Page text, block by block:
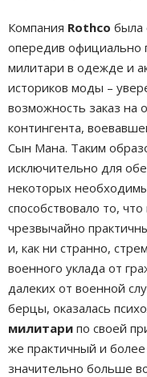
Компания Rothco была
опередив официально
милитари в одежде и
историков моды –
возможность заказ на
контингента,
Сын Мана. Таким
исключительно для
некоторых
способствовало то,
чрезвычайно
и, как ни странно,
военного уклада от
далеких от военной
берцы, оказалась
милитари по своей
же практичный и
значительно больше